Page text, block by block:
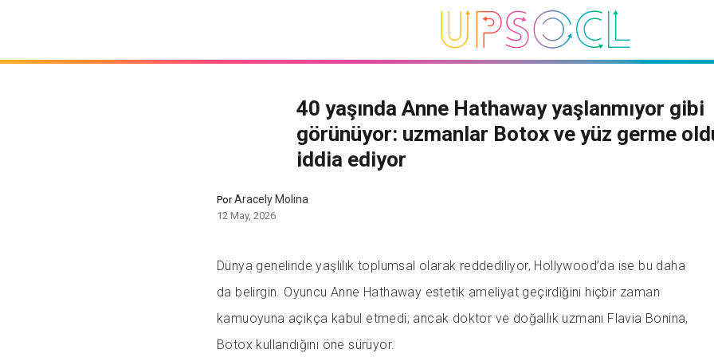
40 yaşında Anne Hathaway yaşlanmıyor gibi
görünüyor: uzmanlar Botox ve yüz germe
iddia ediyor
PorAracely Molina
12 May, 2026
Dünya genelinde yaşlılık toplumsal olarak reddediliyor, Hollywood’da ise bu daha
da belirgin. Oyuncu Anne Hathaway estetik ameliyat geçirdiğini hiçbir zaman
kamuoyuna açıkça kabul etmedi; ancak doktor ve doğallık uzmanı Flavia Bonina,
Botox kullandığını öne sürüyor.